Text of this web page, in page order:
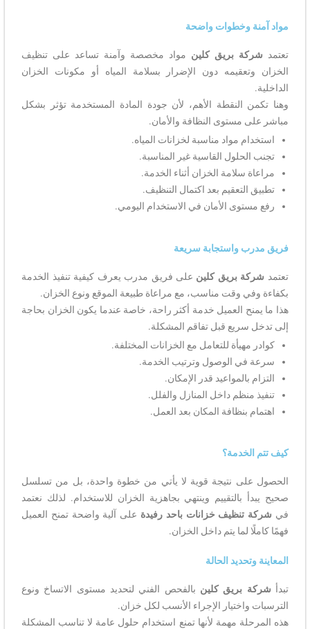
مواد آمنة وخطوات واضحة
تعتمد شركة بريق كلين مواد مخصصة وآمنة تساعد على تنظيف
الخزان وتعقيمه دون الإضرار بسلامة المياه أو مكونات الخزان
الداخلية.
وهنا تكمن النقطة الأهم، لأن جودة المادة المستخدمة تؤثر بشكل
مباشر على مستوى النظافة والأمان.
استخدام مواد مناسبة لخزانات المياه.
تجنب الحلول القاسية غير المناسبة.
مراعاة سلامة الخزان أثناء الخدمة.
تطبيق التعقيم بعد اكتمال التنظيف.
رفع مستوى الأمان في الاستخدام اليومي.
فريق مدرب واستجابة سريعة
تعتمد شركة بريق كلين على فريق مدرب يعرف كيفية تنفيذ الخدمة
بكفاءة وفي وقت مناسب، مع مراعاة طبيعة الموقع ونوع الخزان.
هذا ما يمنح العميل خدمة أكثر راحة، خاصة عندما يكون الخزان بحاجة
إلى تدخل سريع قبل تفاقم المشكلة.
كوادر مهيأة للتعامل مع الخزانات المختلفة.
سرعة في الوصول وترتيب الخدمة.
التزام بالمواعيد قدر الإمكان.
تنفيذ منظم داخل المنازل والفلل.
اهتمام بنظافة المكان بعد العمل.
كيف تتم الخدمة؟
الحصول على نتيجة قوية لا يأتي من خطوة واحدة، بل من تسلسل
صحيح يبدأ بالتقييم وينتهي بجاهزية الخزان للاستخدام. لذلك نعتمد
في شركة تنظيف خزانات باحد رفيدة على آلية واضحة تمنح العميل
فهمًا كاملًا لما يتم داخل الخزان.
المعاينة وتحديد الحالة
تبدأ شركة بريق كلين بالفحص الفني لتحديد مستوى الاتساخ ونوع
الترسبات واختيار الإجراء الأنسب لكل خزان.
هذه المرحلة مهمة لأنها تمنع استخدام حلول عامة لا تناسب المشكلة